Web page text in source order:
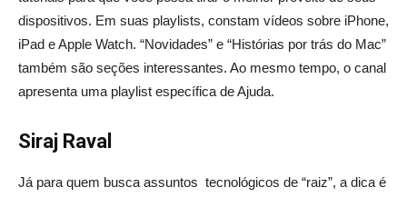
dispositivos. Em suas playlists, constam vídeos sobre iPhone,
iPad e Apple Watch. “Novidades” e “Histórias por trás do Mac”
também são seções interessantes. Ao mesmo tempo, o canal
apresenta uma playlist específica de Ajuda.
Siraj Raval
Já para quem busca assuntos tecnológicos de “raiz”, a dica é